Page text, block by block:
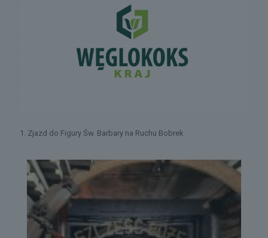
1. Zjazd do Figury Św. Barbary na Ruchu Bobrek